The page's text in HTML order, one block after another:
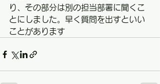
り、その部分は別の担当部署に聞くこ
とにしました。早く質問を出すといい
ことがあります